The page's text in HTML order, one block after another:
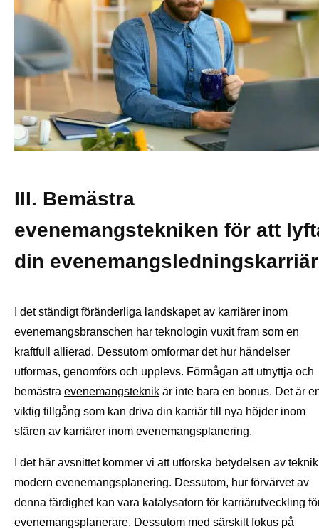
III. Bemästra
evenemangstekniken för att
din evenemangsledningskarriär
I det ständigt föränderliga landskapet av karriärer inom
evenemangsbranschen har teknologin vuxit fram som en
kraftfull allierad. Dessutom omformar det hur händelser
utformas, genomförs och upplevs. Förmågan att utnyttja och
bemästra evenemangsteknik är inte bara en bonus. Det är
viktig tillgång som kan driva din karriär till nya höjder inom
sfären av karriärer inom evenemangsplanering.
I det här avsnittet kommer vi att utforska betydelsen av
modern evenemangsplanering. Dessutom, hur förvärvet av
denna färdighet kan vara katalysatorn för karriärutveckling
evenemangsplanerare. Dessutom med särskilt fokus på